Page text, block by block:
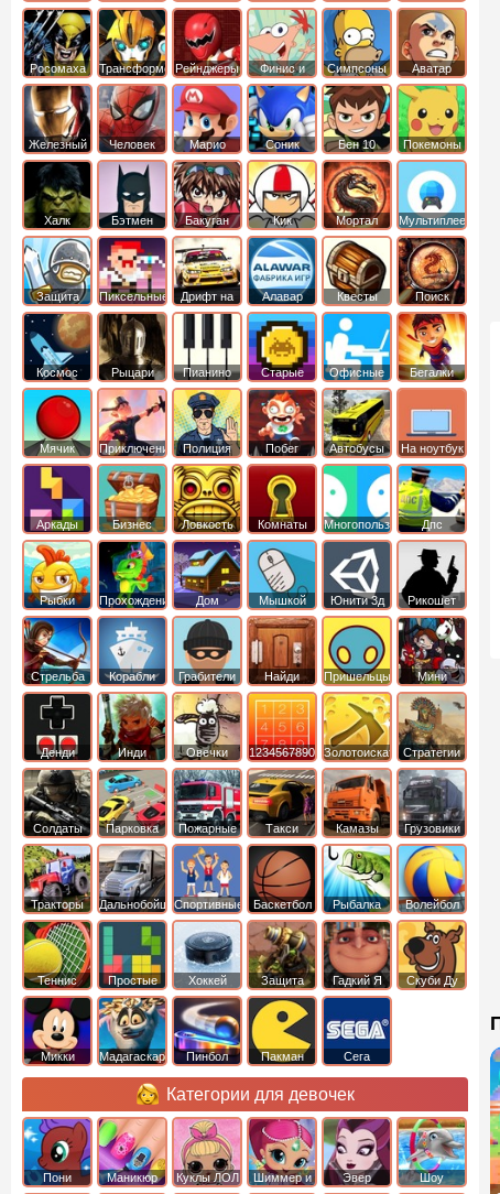
войны
Карибского
Моря
Росомаха ТрансформерыРейнджеры
Самураи
Финис и
Ферб
Симпсоны
Аватар
легенда об
Аанге
Железный
человек
Человек
Паук
Марио Соник Бен 10 Покемоны
Халк Бэтмен Бакуган
Кик
Бутовский
Мортал
комбат
Мультиплеер
Защита
королевства
Пиксельные
Дрифт на
машинах
Алавар Квесты
Поиск
предметов
Космос Рыцари Пианино Старые Офисные Бегалки
Мячик Приключения Полиция Побег Автобусы На ноутбук
Аркады
Бизнес
симуляторы
Ловкость Комнаты Многопользовательские
Дпс
Рыбки Прохождение Дом Мышкой Юнити 3д Рикошет
Cтрельба
из лука
Корабли Грабители
Найди
выход
Пришельцы Мини
Денди Инди
Овечки
идут домой
1234567890 ЗолотоискательСтратегии
Солдаты
Парковка
машин
Пожарные
машины
Такси Камазы Грузовики
Тракторы ДальнобойщикиСпортивные Баскетбол Рыбалка Волейбол
Теннис Простые Хоккей
Защита
башни
Гадкий Я Скуби Ду
Микки
Мадагаскар Пинбол Пакман Сега
Категории для девочек
Пони
Маникюр Куклы ЛОЛ
Шиммер и
Эвер
Шоу